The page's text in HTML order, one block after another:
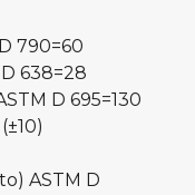
790=60
638=28
D 695=130
ASTM D